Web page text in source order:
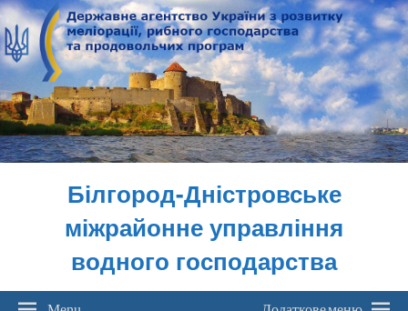
Білгород-Дністровське
міжрайонне управління
водного господарства
Menu Додаткове меню